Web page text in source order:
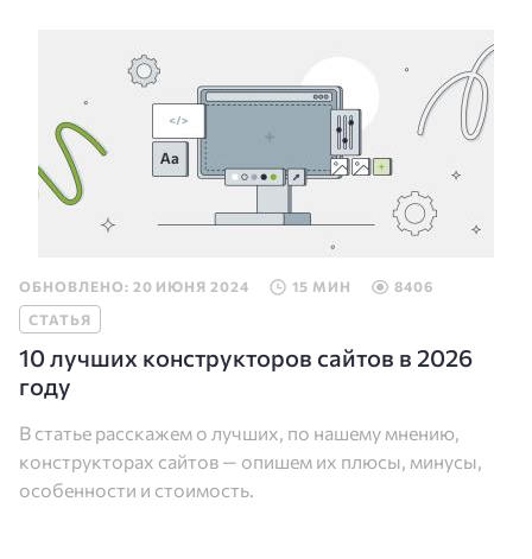
ОБНОВЛЕНО: 20 ИЮНЯ 2024 15 МИН
8406
СТАТЬЯ
10 лучших конструкторов сайтов в 2026
году
В статье расскажем о лучших, по нашему мнению,
конструкторах сайтов — опишем их плюсы, минусы,
особенности и стоимость.